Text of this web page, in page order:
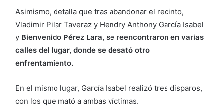
n
i
c
o
Asimismo, detalla que tras abandonar el recinto,
Vladimir Pilar Taveraz y Hendry Anthony García Isabel
y Bienvenido Pérez Lara, se reencontraron en varias
calles del lugar, donde se desató otro
enfrentamiento.
En el mismo lugar, García Isabel realizó tres disparos,
con los que mató a ambas víctimas.